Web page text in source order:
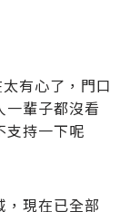
有心了，門口
一輩子都沒看
支持一下呢
，現在已全部